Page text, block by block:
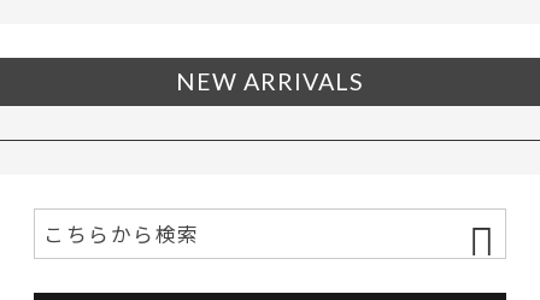
NEW ARRIVALS